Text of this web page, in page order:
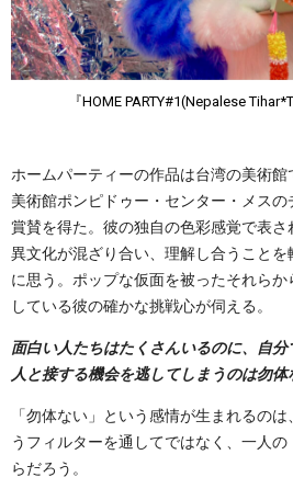
『HOME PARTY#1(Nepalese
ホームパーティーの作品は台湾の美術
美術館ポンピドゥー・センター・メス
賞賛を得た。彼の独自の色彩感覚で表さ
異文化が混ざり合い、理解し合うことを
に思う。ポップな仮面を被ったそれらか
している彼の確かな挑戦心が伺える。
面白い人たちはたくさんいるのに、自
人と接する機会を逃してしまうのは勿体
「勿体ない」という感情が生まれるの
うフィルターを通してではなく、一人
らだろう。